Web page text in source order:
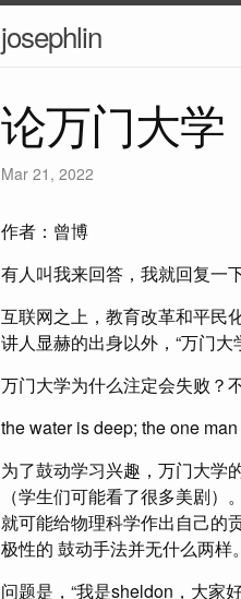
josephlin
论万门大学
Mar 21, 2022
作者：曾博
有人叫我来回答，我就回复一
互联网之上，教育改革和平民
讲人显赫的出身以外，“万门大
万门大学为什么注定会失败？
the water is deep; the one
为了鼓动学习兴趣，万门大学
（学生们可能看了很多美剧
就可能给物理科学作出自己的
极性的 鼓动手法并无什么两样。
问题是，“我是sheldon，大家